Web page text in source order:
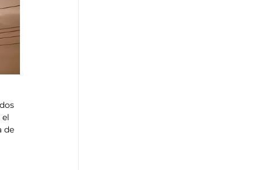
el
de